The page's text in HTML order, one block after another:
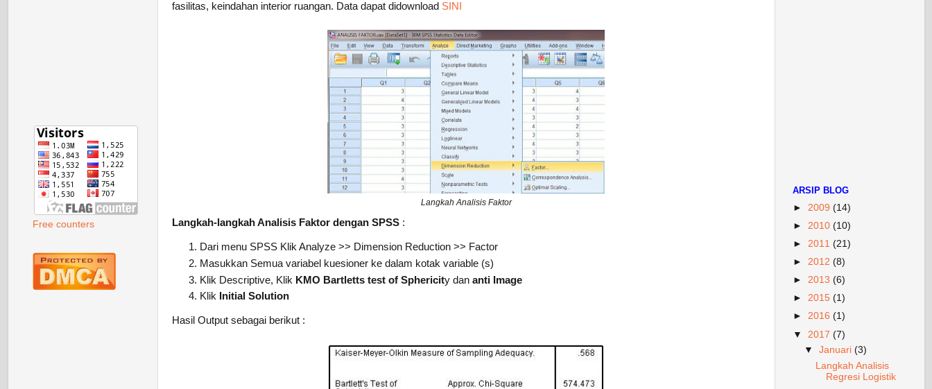
fasilitas, keindahan interior ruangan. Data dapat didownload SINI
Langkah Analisis Faktor
Langkah-langkah Analisis Faktor dengan SPSS:
Dari menu SPSS Klik Analyze >> Dimension Reduction >> Factor
Masukkan Semua variabel kuesioner ke dalam kotak variable (s)
Klik Descriptive, Klik KMO Bartletts test of Sphericity dan anti Image
Klik Initial Solution
Hasil Output sebagai berikut :
Free counters
ARSIP BLOG
► 2009 (14)
► 2010 (10)
► 2011 (21)
► 2012 (8)
► 2013 (6)
► 2015 (1)
► 2016 (1)
▼ 2017 (7)
▼ Januari (3)
Langkah Analisis
Regresi Logistik